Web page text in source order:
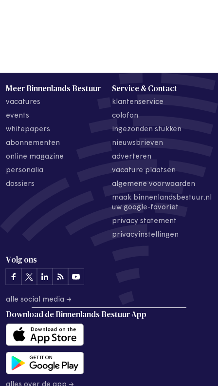
Meer Binnenlands Bestuur
vacatures
events
whitepapers
abonnementen
online magazine
personalia
dossiers
Service & Contact
klantenservice
colofon
ingezonden stukken
nieuwsbrieven
adverteren
vacature plaatsen
algemene voorwaarden
maak binnenlandsbestuur.nl
uw google-favoriet
privacy statement
privacyinstellingen
Volg ons
alle social media →
Download de Binnenlands Bestuur App